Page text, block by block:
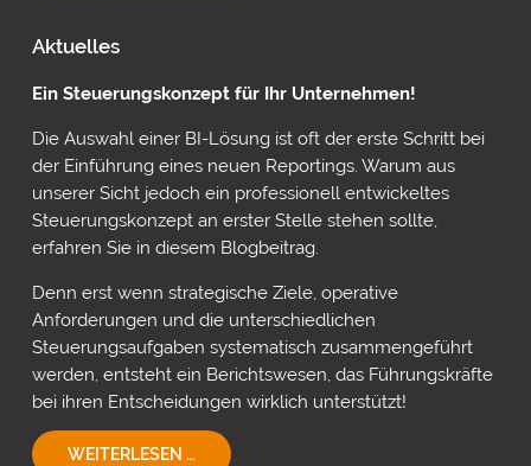
Aktuelles
Ein Steuerungskonzept für Ihr Unternehmen!
Die Auswahl einer BI-Lösung ist oft der erste Schritt bei
der Einführung eines neuen Reportings. Warum aus
unserer Sicht jedoch ein professionell entwickeltes
Steuerungskonzept an erster Stelle stehen sollte,
erfahren Sie in diesem Blogbeitrag.
Denn erst wenn strategische Ziele, operative
Anforderungen und die unterschiedlichen
Steuerungsaufgaben systematisch zusammengeführt
werden, entsteht ein Berichtswesen, das Führungskräfte
bei ihren Entscheidungen wirklich unterstützt!
WEITERLESEN …